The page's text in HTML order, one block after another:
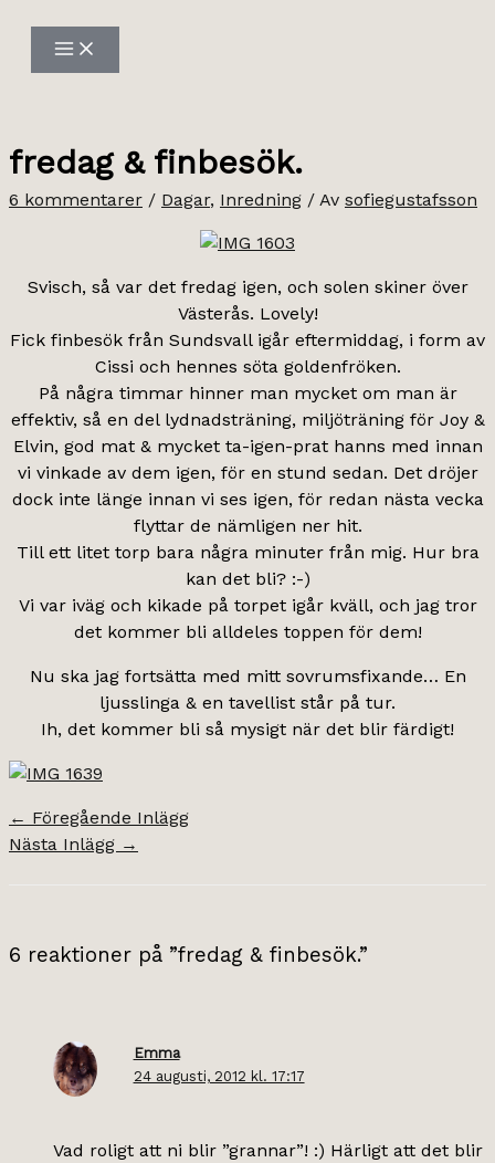
innehåll
fredag & finbesök.
6 kommentarer / Dagar, Inredning / Av sofiegustafsson
Svisch, så var det fredag igen, och solen skiner över
Västerås. Lovely!
Fick finbesök från Sundsvall igår eftermiddag, i form av
Cissi och hennes söta goldenfröken.
På några timmar hinner man mycket om man är
effektiv, så en del lydnadsträning, miljöträning för Joy &
Elvin, god mat & mycket ta-igen-prat hanns med innan
vi vinkade av dem igen, för en stund sedan. Det dröjer
dock inte länge innan vi ses igen, för redan nästa vecka
flyttar de nämligen ner hit.
Till ett litet torp bara några minuter från mig. Hur bra
kan det bli? :-)
Vi var iväg och kikade på torpet igår kväll, och jag tror
det kommer bli alldeles toppen för dem!
Nu ska jag fortsätta med mitt sovrumsfixande… En
ljusslinga & en tavellist står på tur.
Ih, det kommer bli så mysigt när det blir färdigt!
← Föregående Inlägg
Nästa Inlägg →
6 reaktioner på ”fredag & finbesök.”
Emma
24 augusti, 2012 kl. 17:17
Vad roligt att ni blir ”grannar”! :) Härligt att det blir